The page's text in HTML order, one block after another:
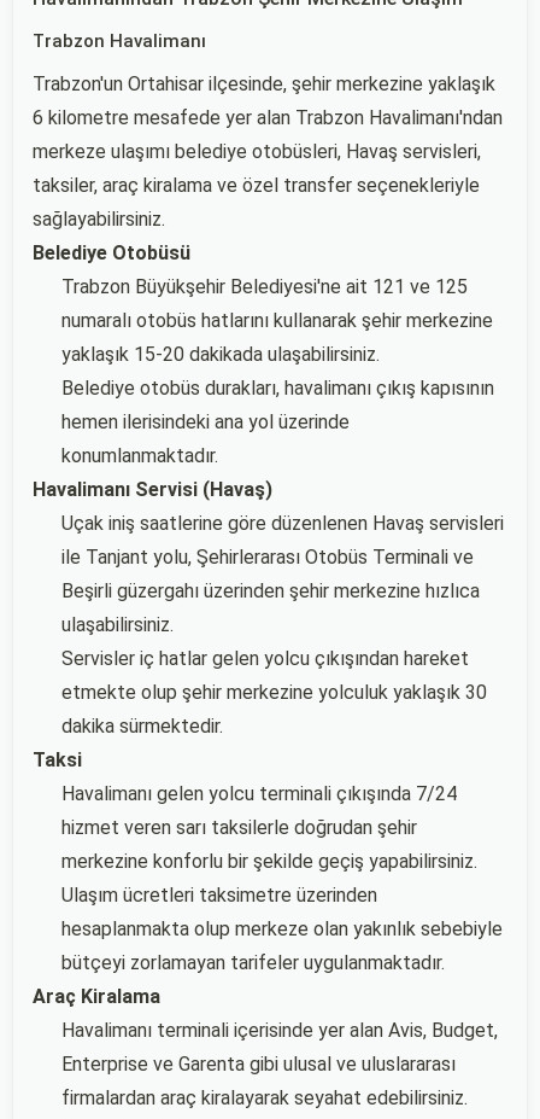
Trabzon Havalimanı
Trabzon'un Ortahisar ilçesinde, şehir merkezine yaklaşık
6 kilometre mesafede yer alan Trabzon Havalimanı'ndan
merkeze ulaşımı belediye otobüsleri, Havaş servisleri,
taksiler, araç kiralama ve özel transfer seçenekleriyle
sağlayabilirsiniz.
Belediye Otobüsü
Trabzon Büyükşehir Belediyesi'ne ait 121 ve 125
numaralı otobüs hatlarını kullanarak şehir merkezine
yaklaşık 15-20 dakikada ulaşabilirsiniz.
Belediye otobüs durakları, havalimanı çıkış kapısının
hemen ilerisindeki ana yol üzerinde
konumlanmaktadır.
Havalimanı Servisi (Havaş)
Uçak iniş saatlerine göre düzenlenen Havaş servisleri
ile Tanjant yolu, Şehirlerarası Otobüs Terminali ve
Beşirli güzergahı üzerinden şehir merkezine hızlıca
ulaşabilirsiniz.
Servisler iç hatlar gelen yolcu çıkışından hareket
etmekte olup şehir merkezine yolculuk yaklaşık 30
dakika sürmektedir.
Taksi
Havalimanı gelen yolcu terminali çıkışında 7/24
hizmet veren sarı taksilerle doğrudan şehir
merkezine konforlu bir şekilde geçiş yapabilirsiniz.
Ulaşım ücretleri taksimetre üzerinden
hesaplanmakta olup merkeze olan yakınlık sebebiyle
bütçeyi zorlamayan tarifeler uygulanmaktadır.
Araç Kiralama
Havalimanı terminali içerisinde yer alan Avis, Budget,
Enterprise ve Garenta gibi ulusal ve uluslararası
firmalardan araç kiralayarak seyahat edebilirsiniz.